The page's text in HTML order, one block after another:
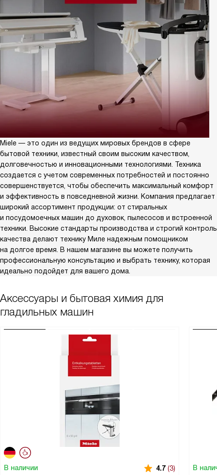
Miele — это один из ведущих мировых брендов в сфере
бытовой техники, известный своим высоким качеством,
долговечностью и инновационными технологиями. Техника
создается с учетом современных потребностей и постоянно
совершенствуется, чтобы обеспечить максимальный комфорт
и эффективность в повседневной жизни. Компания предлагает
широкий ассортимент продукции: от стиральных
и посудомоечных машин до духовок, пылесосов и встроенной
техники. Высокие стандарты производства и строгий контроль
качества делают технику Миле надежным помощником
на долгое время. В нашем магазине вы можете получить
профессиональную консультацию и выбрать технику, которая
идеально подойдет для вашего дома.
Аксессуары и бытовая химия для
гладильных машин
В наличии 4.7 (3) В